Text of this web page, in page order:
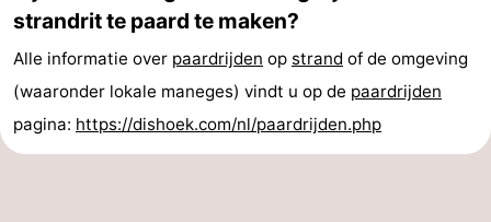
&
Steden
Natuur
Rondleidingen
Sporten
strandrit te paard te maken?
Alle informatie over paardrijden op strand of de omgeving
(waaronder lokale maneges) vindt u op de paardrijden
pagina: https://dishoek.com/nl/paardrijden.php